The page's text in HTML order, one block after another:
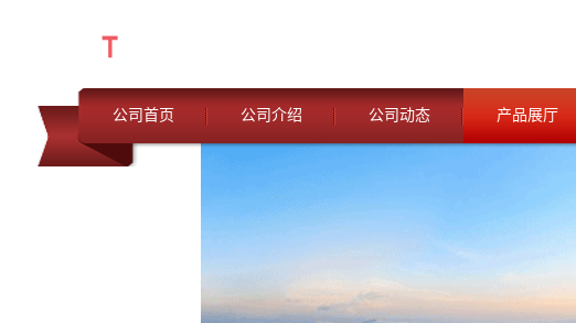
公司首页 公司介绍 公司动态 产品展厅